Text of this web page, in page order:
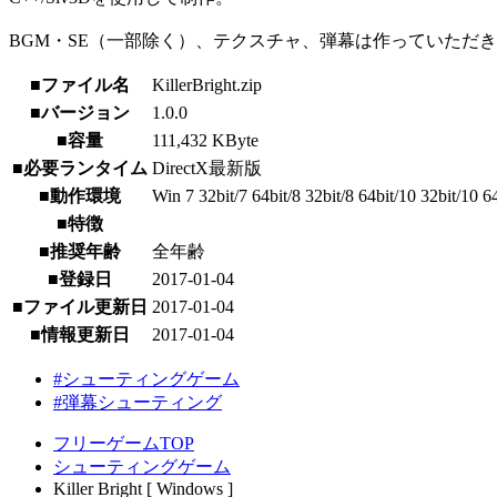
BGM・SE（一部除く）、テクスチャ、弾幕は作っていただき
■ファイル名
KillerBright.zip
■バージョン
1.0.0
■容量
111,432 KByte
■必要ランタイム DirectX最新版
■動作環境
Win 7 32bit/7 64bit/8 32bit/8 64bit/10 32bit/10
■特徴
■推奨年齢
全年齢
■登録日
2017-01-04
■ファイル更新日 2017-01-04
■情報更新日
2017-01-04
#シューティングゲーム
#弾幕シューティング
フリーゲームTOP
シューティングゲーム
Killer Bright [ Windows ]